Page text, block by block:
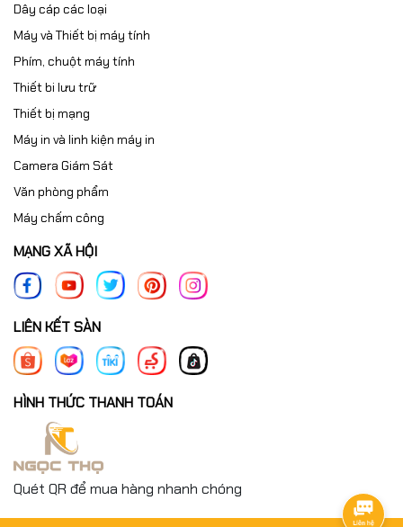
Dây cáp các loại
Máy và Thiết bị máy tính
Phím, chuột máy tính
Thiết bi lưu trữ
Thiết bị mạng
Máy in và linh kiện máy in
Camera Giám Sát
Văn phòng phẩm
Máy chấm công
MẠNG XÃ HỘI
LIÊN KẾT SÀN
HÌNH THỨC THANH TOÁN
Quét QR để mua hàng nhanh chóng